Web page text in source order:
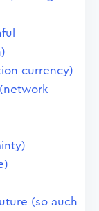
currency)
(so auch